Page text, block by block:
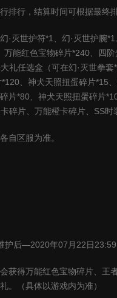
排行，结算时间可根据最终
·灭世护符*1 、幻·灭世护腕*1
、万能红色宝物碎片*240 、四
礼任选盒（可在幻·灭世拳套
*120 、神犬天照扭蛋碎片*15
片*80 、神犬天照扭蛋碎片
碎片、万能橙卡碎片、 SS时
自区服为准。
护后—2020年07 月 22日
获得万能红色宝物碎片、王
。（具体以游戏内为准）